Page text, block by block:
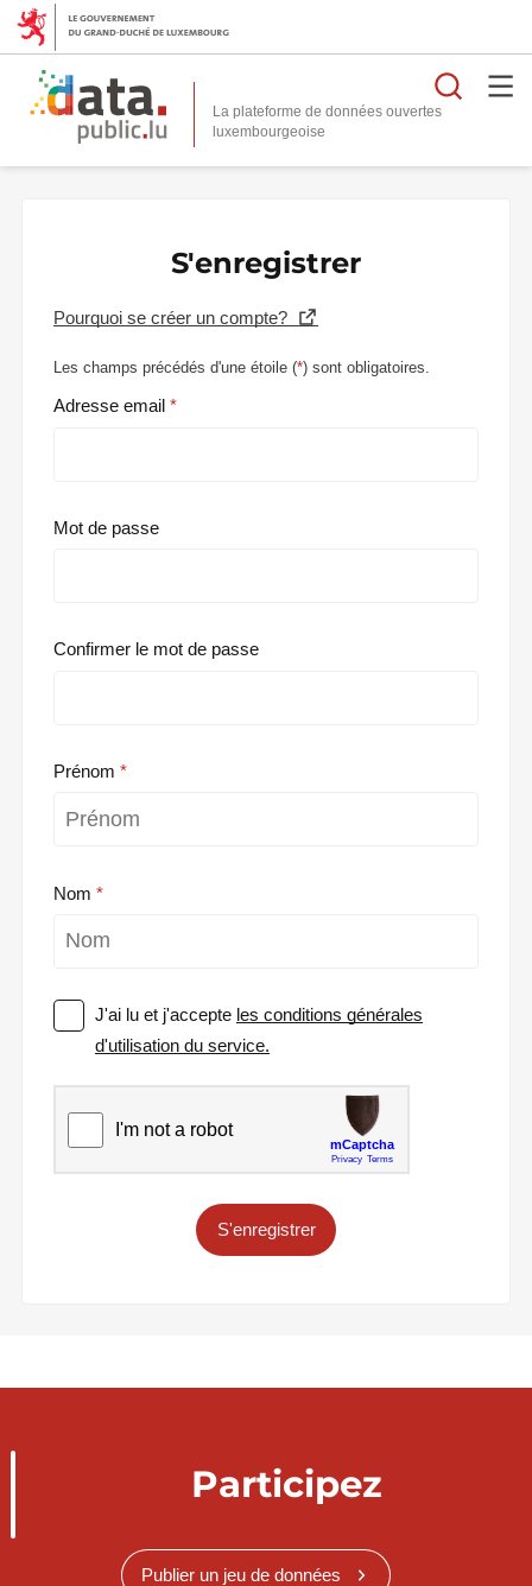
La plateforme de données ouvertes
S'enregistrer
Pourquoi se créer un compte?
Les champs précédés d'une étoile (*) sont obligatoires.
Adresse email
Mot de passe
Confirmer le mot de passe
Prénom
Nom
J'ai lu et j'accepte les conditions générales
d'utilisation du service.
S'enregistrer
Participez
Publier un jeu de données